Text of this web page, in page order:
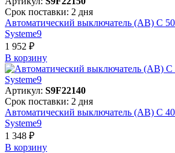
Срок поставки: 2 дня
Автоматический выключатель (АВ) C
Systeme9
1 952 ₽
В корзинy
Артикул: S9F22140
Срок поставки: 2 дня
Автоматический выключатель (АВ) C
Systeme9
1 348 ₽
В корзинy